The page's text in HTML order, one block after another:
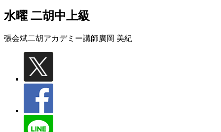
水曜 二胡中上級
張会斌二胡アカデミー講師廣岡 美紀